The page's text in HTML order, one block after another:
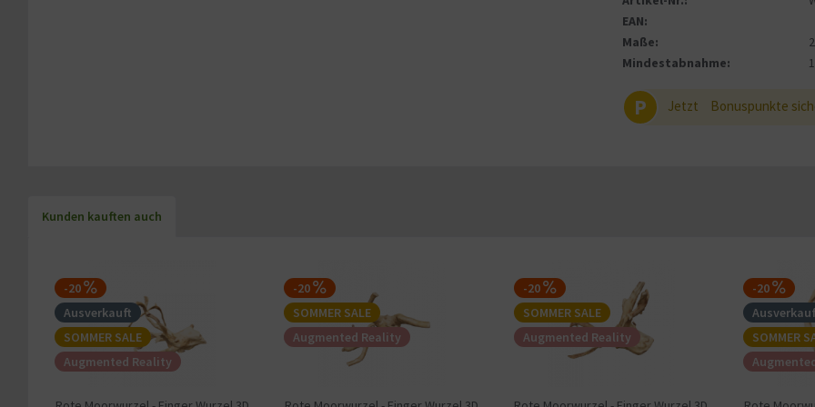
EAN:
Maße:
Mindestabnahme:
1
P Jetzt Bonuspunkte
Kunden kauften auch
-20
Ausverkauft
SOMMER SALE
Augmented Reality
-20
SOMMER SALE
Augmented Reality
-20
SOMMER SALE
Augmented Reality
-20
SOMMER